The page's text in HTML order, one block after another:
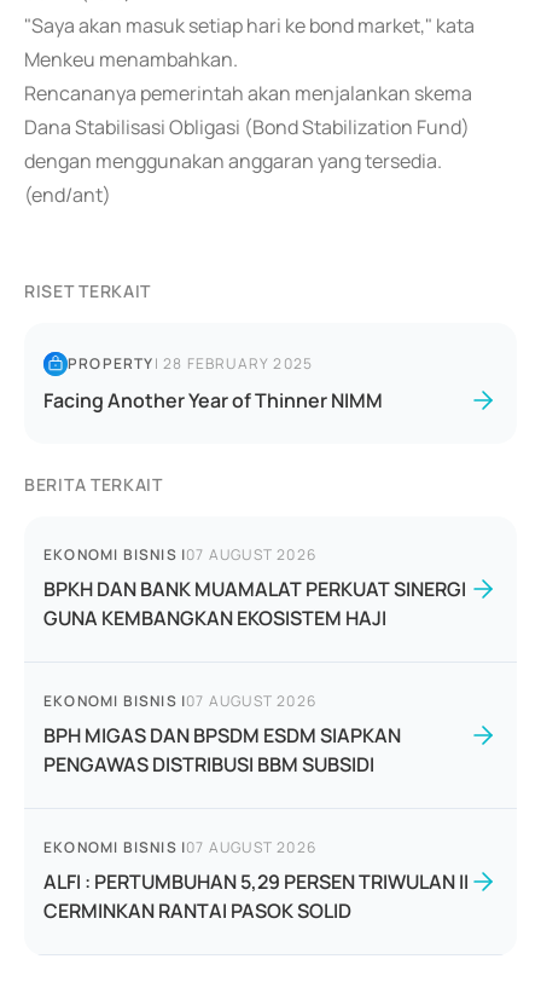
"Saya akan masuk setiap hari ke bond market," kata
Menkeu menambahkan.
Rencananya pemerintah akan menjalankan skema
Dana Stabilisasi Obligasi (Bond Stabilization Fund)
dengan menggunakan anggaran yang tersedia.
(end/ant)
RISET TERKAIT
PROPERTY|28 FEBRUARY 2025
Facing Another Year of Thinner NIMM
BERITA TERKAIT
EKONOMI BISNIS |07 AUGUST 2026
BPKH DAN BANK MUAMALAT PERKUAT SINERGI
GUNA KEMBANGKAN EKOSISTEM HAJI
EKONOMI BISNIS |07 AUGUST 2026
BPH MIGAS DAN BPSDM ESDM SIAPKAN
PENGAWAS DISTRIBUSI BBM SUBSIDI
EKONOMI BISNIS |07 AUGUST 2026
ALFI : PERTUMBUHAN 5,29 PERSEN TRIWULAN II
CERMINKAN RANTAI PASOK SOLID